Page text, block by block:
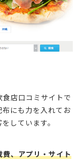
店口コミサイトで
にも力を入れてお
しています。
、アプリ・サイト